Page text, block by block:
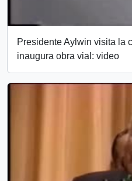
Presidente Aylwin visita la
inaugura obra vial: video